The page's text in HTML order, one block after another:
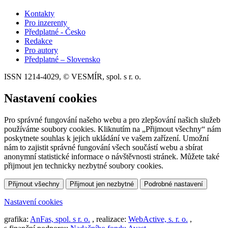
Kontakty
Pro inzerenty
Předplatné - Česko
Redakce
Pro autory
Předplatné – Slovensko
ISSN 1214-4029, © VESMÍR, spol. s r. o.
Nastavení cookies
Pro správné fungování našeho webu a pro zlepšování našich služeb
používáme soubory cookies. Kliknutím na „Přijmout všechny“ nám
poskytnete souhlas k jejich ukládání ve vašem zařízení. Umožní
nám to zajistit správné fungování všech součástí webu a sbírat
anonymní statistické informace o návštěvnosti stránek. Můžete také
přijmout jen technicky nezbytné soubory cookies.
Přijmout všechny Přijmout jen nezbytné Podrobné nastavení
Nastavení cookies
grafika: AnFas, spol. s r. o. , realizace: WebActive, s. r. o. ,